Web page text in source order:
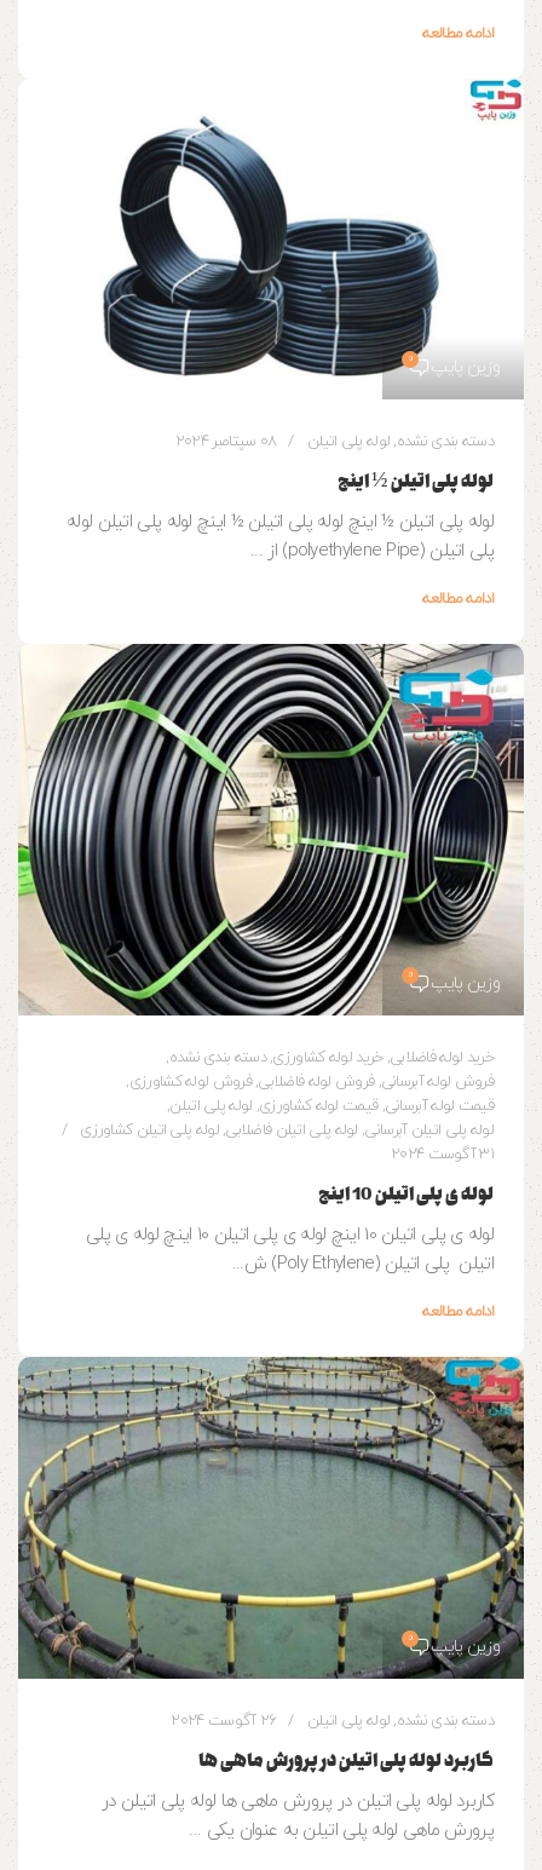
ادامه مطالعه
وزین پایپ 0
دسته بندی نشده, لوله پلی اتیلن 08 سپتامبر 2024
لوله پلی اتیلن ½ اینچ
لوله پلی اتیلن ½ اینچ لوله پلی اتیلن ½ اینچ لوله پلی اتیلن لوله
پلی اتیلن (polyethylene Pipe) از ...
ادامه مطالعه
وزین پایپ 0
خرید لوله فاضلابی,خرید لوله کشاورزی,دسته بندی نشده,
فروش لوله آبرسانی,فروش لوله فاضلابی,فروش لوله کشاورزی,
قیمت لوله آبرسانی,قیمت لوله کشاورزی, لوله پلی اتیلن,
لوله پلی اتیلن آبرسانی, لوله پلی اتیلن فاضلابی,لوله پلی اتیلن کشاورزی
31 آگوست 2024
لوله ی پلی اتیلن 10 اینچ
لوله ی پلی اتیلن 10 اینچ لوله ی پلی اتیلن 10 اینچ لوله ی پلی
اتیلن پلی اتیلن (Poly Ethylene) ش...
ادامه مطالعه
وزین پایپ 0
دسته بندی نشده, لوله پلی اتیلن 26 آگوست 2024
کاربرد لوله پلی اتیلن در پرورش ماهی ها
کاربرد لوله پلی اتیلن در پرورش ماهی ها لوله پلی اتیلن در
پرورش ماهی لوله پلی اتیلن به عنوان یکی ...